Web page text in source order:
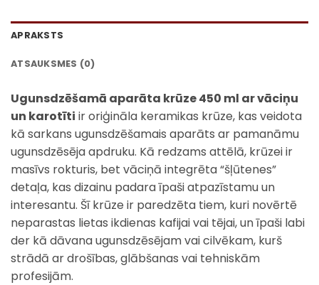
APRAKSTS
ATSAUKSMES (0)
Ugunsdzēšamā aparāta krūze 450 ml ar vāciņu
un karotīti ir oriģināla keramikas krūze, kas veidota
kā sarkans ugunsdzēšamais aparāts ar pamanāmu
ugunsdzēsēja apdruku. Kā redzams attēlā, krūzei ir
masīvs rokturis, bet vāciņā integrēta “šļūtenes”
detaļa, kas dizainu padara īpaši atpazīstamu un
interesantu. Šī krūze ir paredzēta tiem, kuri novērtē
neparastas lietas ikdienas kafijai vai tējai, un īpaši labi
der kā dāvana ugunsdzēsējam vai cilvēkam, kurš
strādā ar drošības, glābšanas vai tehniskām
profesijām.